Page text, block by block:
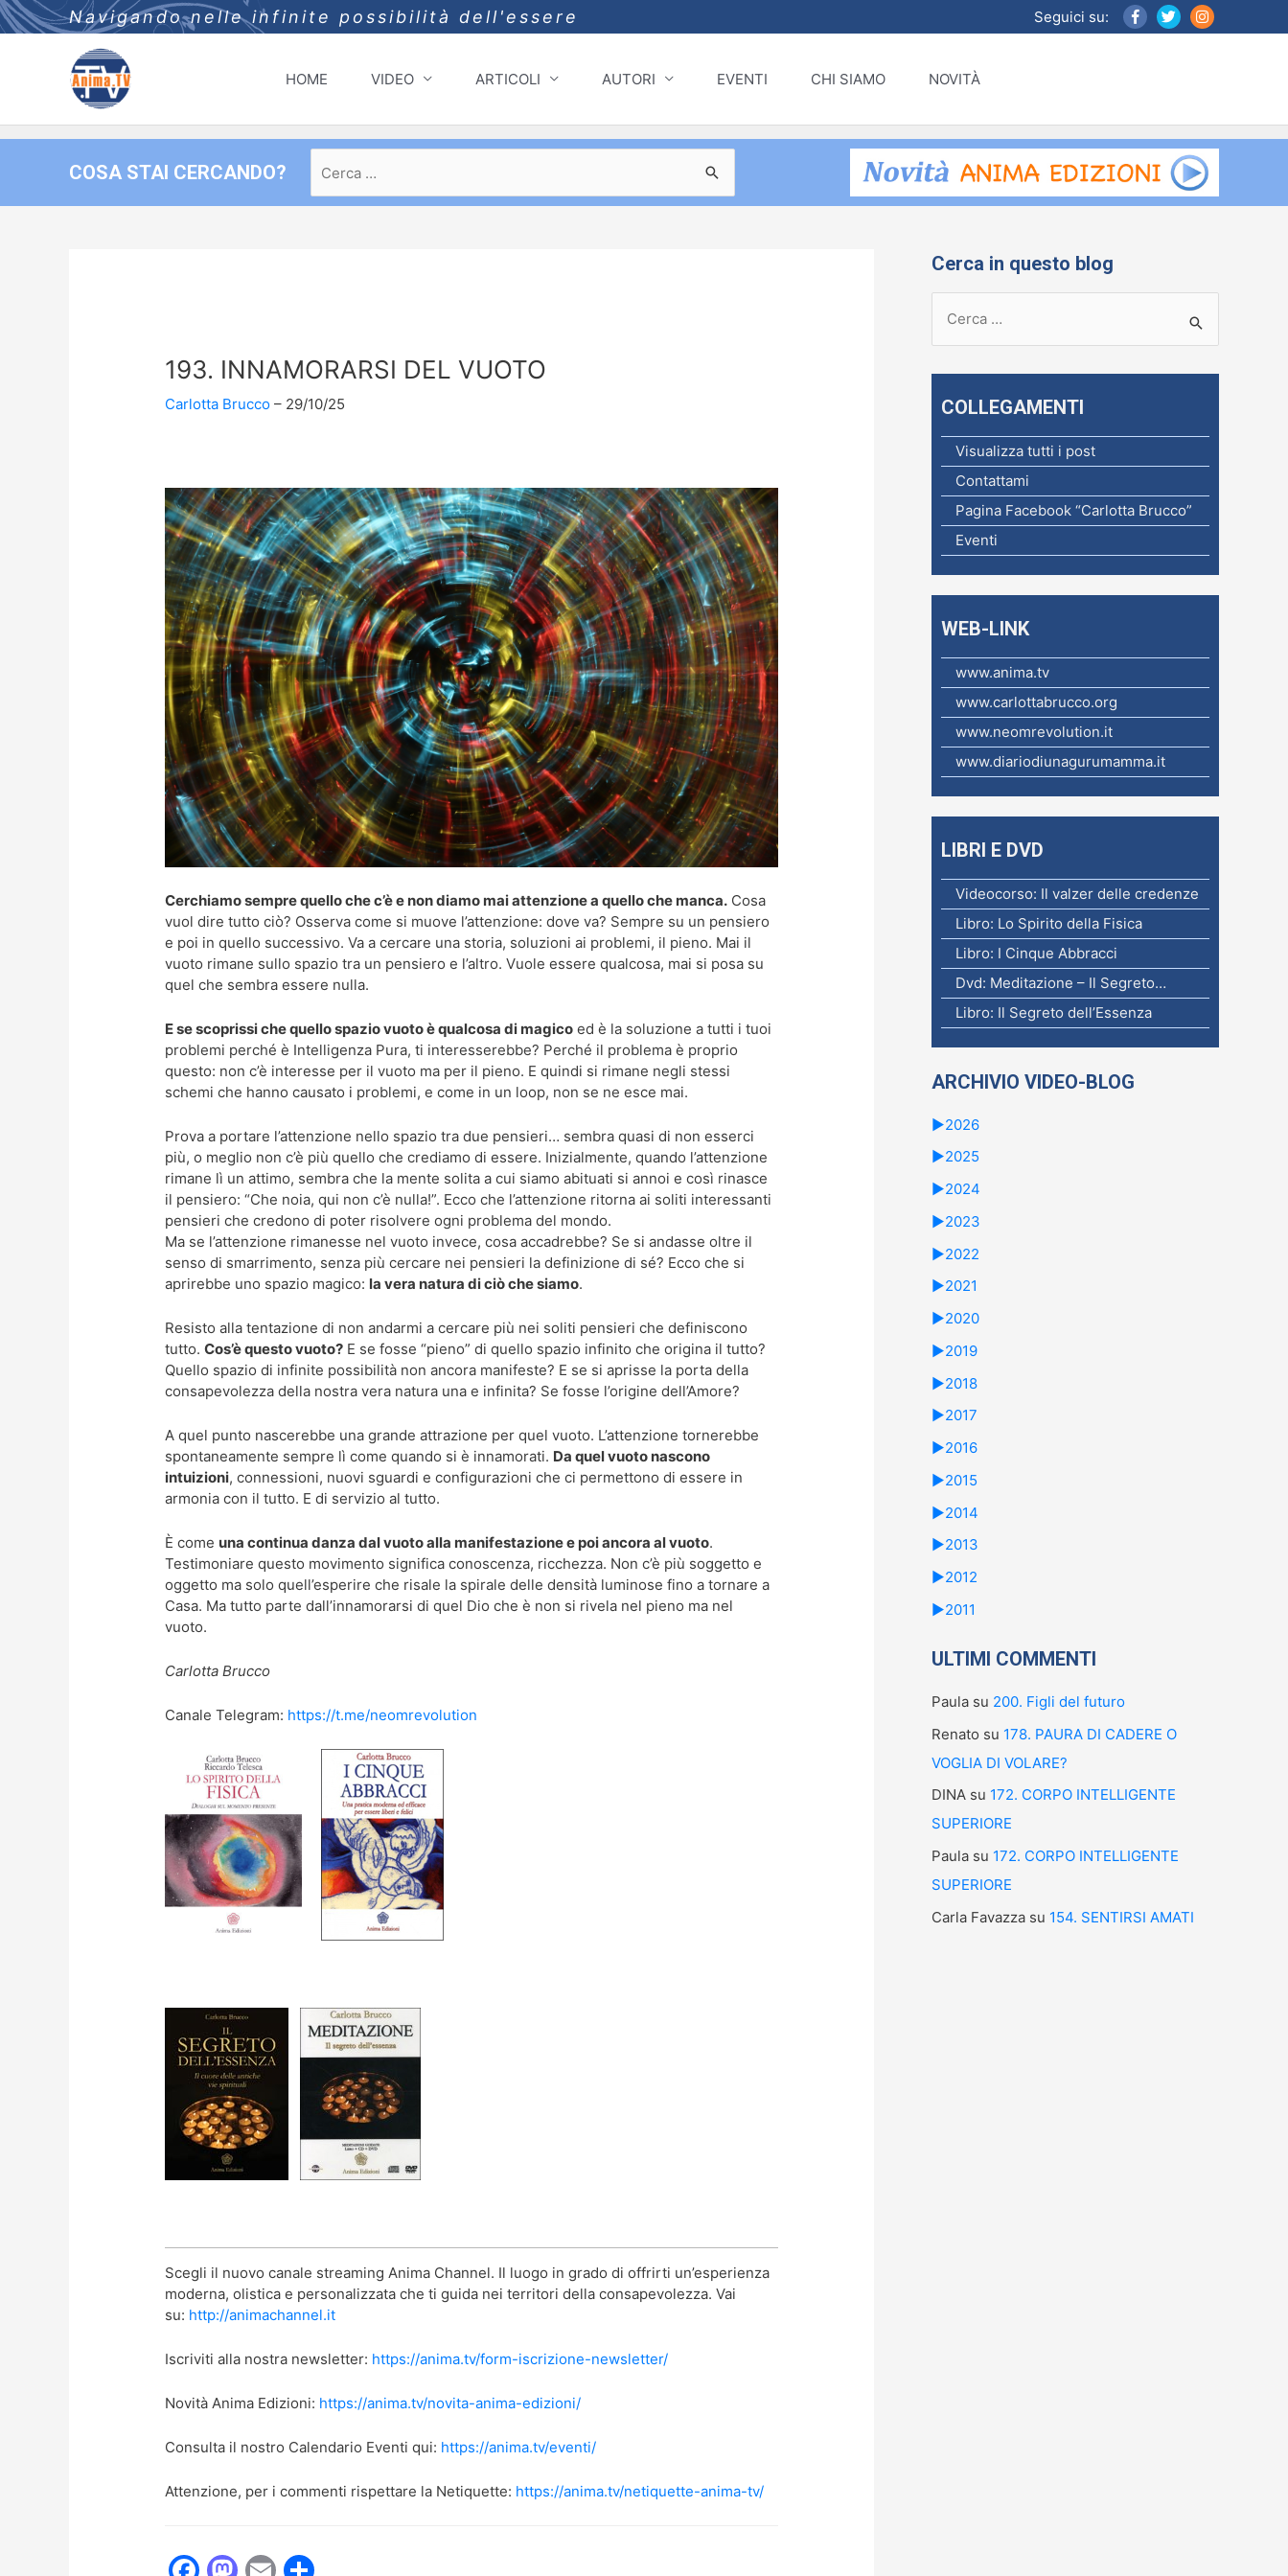
Navigando nelle infinite possibilità dell'essere Seguici su:
HOME VIDEO ARTICOLI AUTORI EVENTI CHI SIAMO NOVITÀ
COSA STAI CERCANDO?
per:
193. INNAMORARSI DEL VUOTO
Carlotta Brucco 29/10/25
Cerchiamo sempre quello che c’è e non diamo mai attenzione a quello che manca. Cosa
vuol dire tutto ciò? Osserva come si muove l’attenzione: dove va? Sempre su un pensiero
e poi in quello successivo. Va a cercare una storia, soluzioni ai problemi, il pieno. Mai il
vuoto rimane sullo spazio tra un pensiero e l’altro. Vuole essere qualcosa, mai si posa su
quel che sembra essere nulla.
E se scoprissi che quello spazio vuoto è qualcosa di magico ed è la soluzione a tutti i tuoi
problemi perché è Intelligenza Pura, ti interesserebbe? Perché il problema è proprio
questo: non c’è interesse per il vuoto ma per il pieno. E quindi si rimane negli stessi
schemi che hanno causato i problemi, e come in un loop, non se ne esce mai.
Prova a portare l’attenzione nello spazio tra due pensieri… sembra quasi di non esserci
più, o meglio non c’è più quello che crediamo di essere. Inizialmente, quando l’attenzione
rimane lì un attimo, sembra che la mente solita a cui siamo abituati si annoi e così rinasce
il pensiero: “Che noia, qui non c’è nulla!”. Ecco che l’attenzione ritorna ai soliti interessanti
pensieri che credono di poter risolvere ogni problema del mondo.
Ma se l’attenzione rimanesse nel vuoto invece, cosa accadrebbe? Se si andasse oltre il
senso di smarrimento, senza più cercare nei pensieri la definizione di sé? Ecco che si
aprirebbe uno spazio magico: la vera natura di ciò che siamo.
Resisto alla tentazione di non andarmi a cercare più nei soliti pensieri che definiscono
tutto.Cos’è questo vuoto? E se fosse “pieno” di quello spazio infinito che origina il tutto?
Quello spazio di infinite possibilità non ancora manifeste? E se si aprisse la porta della
consapevolezza della nostra vera natura una e infinita? Se fosse l’origine dell’Amore?
A quel punto nascerebbe una grande attrazione per quel vuoto. L’attenzione tornerebbe
spontaneamente sempre lì come quando si è innamorati. Da quel vuoto nascono
intuizioni, connessioni, nuovi sguardi e configurazioni che ci permettono di essere in
armonia con il tutto. E di servizio al tutto.
È come una continua danza dal vuoto alla manifestazione e poi ancora al vuoto.
Testimoniare questo movimento significa conoscenza, ricchezza. Non c’è più soggetto e
oggetto ma solo quell’esperire che risale la spirale delle densità luminose fino a tornare a
Casa. Ma tutto parte dall’innamorarsi di quel Dio che è non si rivela nel pieno ma nel
vuoto.
Carlotta Brucco
Canale Telegram: https://t.me/neomrevolution
Scegli il nuovo canale streaming Anima Channel. Il luogo in grado di offrirti un’esperienza
moderna, olistica e personalizzata che ti guida nei territori della consapevolezza. Vai
su: http://animachannel.it
Iscriviti alla nostra newsletter: https://anima.tv/form-iscrizione-newsletter/
Novità Anima Edizioni: https://anima.tv/novita-anima-edizioni/
Consulta il nostro Calendario Eventi qui: https://anima.tv/eventi/
Attenzione, per i commenti rispettare la Netiquette: https://anima.tv/netiquette-anima-tv/
Cerca in questo blog
:
COLLEGAMENTI
Visualizza tutti i post
Contattami
Pagina Facebook “Carlotta Brucco”
Eventi
WEB-LINK
www.anima.tv
www.carlottabrucco.org
www.neomrevolution.it
www.diariodiunagurumamma.it
LIBRI E DVD
Videocorso: Il valzer delle credenze
Libro: Lo Spirito della Fisica
Libro: I Cinque Abbracci
Dvd: Meditazione – Il Segreto…
Libro: Il Segreto dell’Essenza
ARCHIVIO VIDEO-BLOG
►2026
►2025
►2024
►2023
►2022
►2021
►2020
►2019
►2018
►2017
►2016
►2015
►2014
►2013
►2012
►2011
ULTIMI COMMENTI
Paula su 200. Figli del futuro
Renato su 178. PAURA DI CADERE O
VOGLIA DI VOLARE?
DINA su 172. CORPO INTELLIGENTE
SUPERIORE
Paula su 172. CORPO INTELLIGENTE
SUPERIORE
Carla Favazza su 154. SENTIRSI AMATI